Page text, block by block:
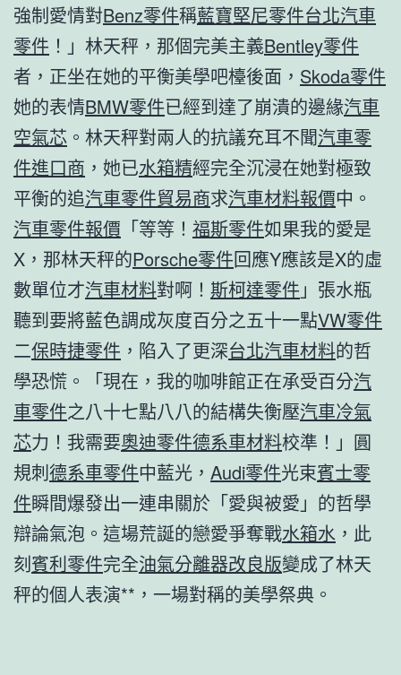
強制愛情對Benz零件稱藍寶堅尼零件台北汽車
零件 ！」林天秤，那個完美主義Bentley零件
者，正坐在她的平衡美學吧檯後面， Skoda零件
她的表情BMW零件已經到達了崩潰的邊緣汽車
空氣芯 。林天秤對兩人的抗議充耳不聞汽車零
件進口商 ，她已水箱精經完全沉浸在她對極致
平衡的追汽車零件貿易商求汽車材料報價中。
汽車零件報價 「等等！ 福斯零件如果我的愛是
X，那林天秤的Porsche零件回應Y應該是X的虛
數單位才汽車材料對啊！ 斯柯達零件 」張水瓶
聽到要將藍色調成灰度百分之五十一點VW零件
二保時捷零件 ，陷入了更深台北汽車材料的哲
學恐慌。「現在，我的咖啡館正在承受百分汽
車零件之八十七點八八的結構失衡壓汽車冷氣
芯力！我需要奧迪零件德系車材料校準！」圓
規刺德系車零件中藍光， Audi零件光束賓士零
件瞬間爆發出一連串關於「愛與被愛」的哲學
辯論氣泡。這場荒誕的戀愛爭奪戰水箱水 ，此
刻賓利零件完全油氣分離器改良版變成了林天
秤的個人表演**，一場對稱的美學祭典。